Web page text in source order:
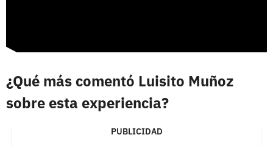
¿Qué más comentó Luisito Muñoz
sobre esta experiencia?
PUBLICIDAD